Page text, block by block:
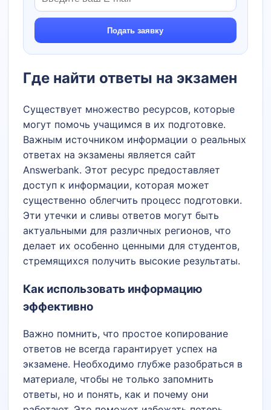
Подать заявку
Где найти ответы на экзамен
Существует множество ресурсов, которые
могут помочь учащимся в их подготовке.
Важным источником информации о реальных
ответах на экзамены является сайт
Answerbank. Этот ресурс предоставляет
доступ к информации, которая может
существенно облегчить процесс подготовки.
Эти утечки и сливы ответов могут быть
актуальными для различных регионов, что
делает их особенно ценными для студентов,
стремящихся получить высокие результаты.
Как использовать информацию
эффективно
Важно помнить, что простое копирование
ответов не всегда гарантирует успех на
экзамене. Необходимо глубже разобраться в
материале, чтобы не только запомнить
ответы, но и понять, как и почему они